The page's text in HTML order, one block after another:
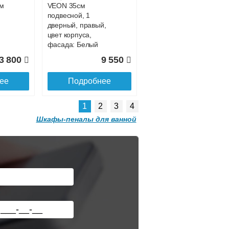
310
Подробнее
760
напольная Style
олива эмаль
800
VEON 35см
подвесной, 1
дверный, правый,
цвет корпуса,
фасада: Белый
9 550
Подробнее
бельевой корзиной
1 2 3 4
Шкафы-пеналы для ванной